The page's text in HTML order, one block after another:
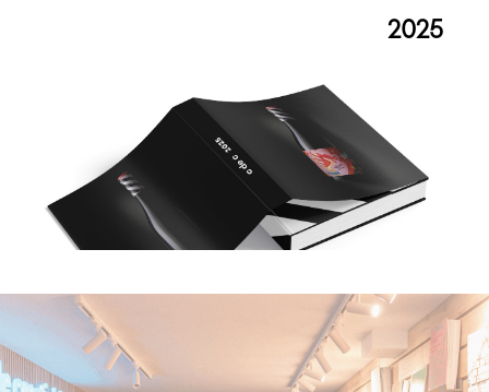
2025